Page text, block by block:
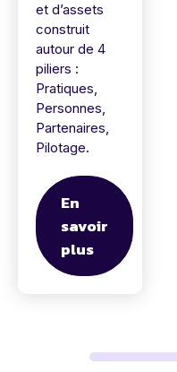
et d’assets
construit
autour de 4
piliers :
Pratiques,
Personnes,
Partenaires,
Pilotage.
En
savoir
plus